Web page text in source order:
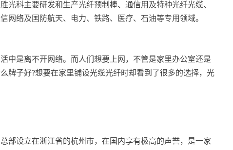
光科主要研发和生产光纤预制棒、通信用及特种光纤光缆、
网络及国防航天、电力、铁路、医疗、石油等专用领域。
中是离不开网络。而人们想要上网，不管是家里办公室还是
牌子好?想要在家里铺设光缆光纤时却看到了很多的选择，光
部设立在浙江省的杭州市，在国内享有极高的声誉，是一家